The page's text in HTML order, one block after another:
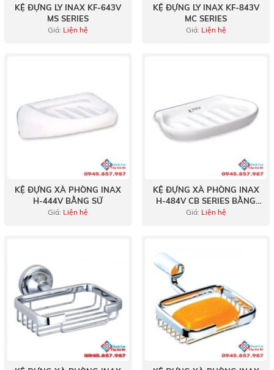
KỆ ĐỰNG LY INAX KF-643V
MS SERIES
Giá: Liện hệ
KỆ ĐỰNG LY INAX KF-843V
MC SERIES
Giá: Liện hệ
KỆ ĐỰNG XÀ PHÒNG INAX
H-444V BẰNG SỨ
Giá: Liện hệ
KỆ ĐỰNG XÀ PHÒNG INAX
H-484V CB SERIES BẰNG
SỨ
Giá: Liện hệ